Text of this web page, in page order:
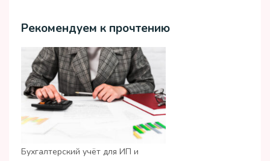
Рекомендуем к прочтению
Бухгалтерский учёт для ИП и